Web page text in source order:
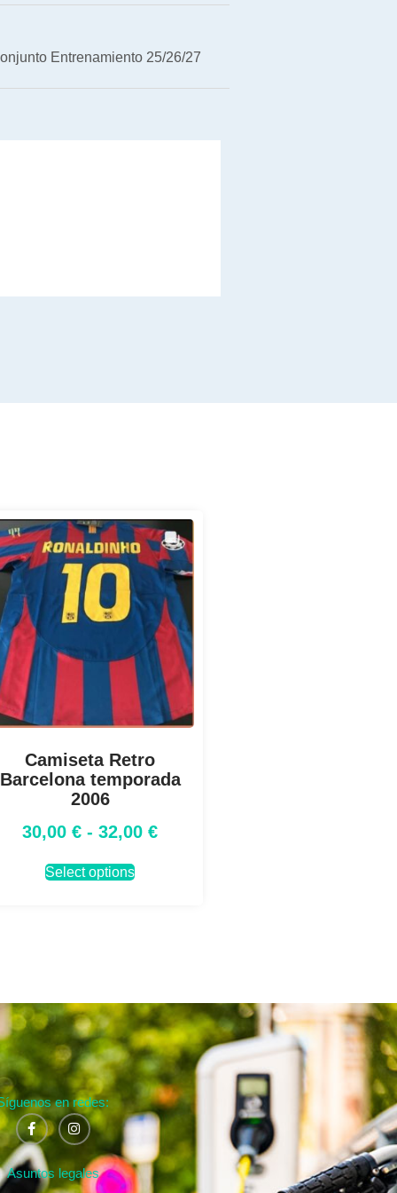
Entrenamiento 25/26/27
Camiseta Retro
Barcelona temporada
2006
30,00 € - 32,00 €
Select options
en redes:
Asuntos legales